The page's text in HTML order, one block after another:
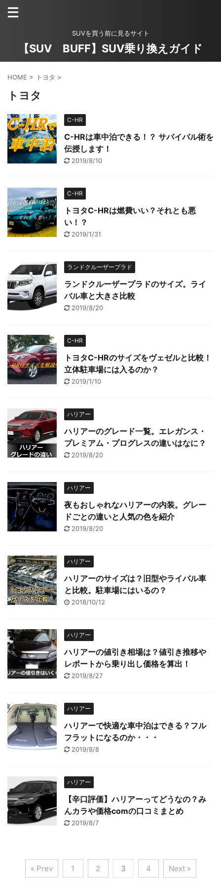
SUVを買う前に見るサイト
【SUV BUFF】SUV乗り換えガイド
HOME > トヨタ >
トヨタ
C-HR
C-HRは車中泊できる！？ サバイバル術を
伝授します！
2019/8/10
C-HR
トヨタC-HRは燃費いい？それとも悪
い！？
2019/1/31
ランドクルーザープラド
ランドクルーザープラドのサイズ。ライ
バル車と大きさ比較
2019/8/20
C-HR
トヨタC-HRのサイズをヴェゼルと比較！
立体駐車場には入るのか？
2019/1/10
ハリアー
ハリアーのグレード一覧。エレガンス・
プレミアム・プログレスの違いはなに？
2019/8/20
ハリアー
夜もおしゃれなハリアーの内装。グレー
ドごとの違いと人気の色を紹介
2019/8/20
ハリアー
ハリアーのサイズは？旧型やライバル車
と比較。駐車場にはいるの？
2018/10/12
ハリアー
ハリアーの値引き相場は？値引き推移や
レポートから乗り出し価格を算出！
2019/8/27
ハリアー
ハリアーで快適な車中泊はできる？フル
フラットになるのか・・・
2019/8/8
ハリアー
【辛口評価】ハリアーってどうなの？み
んカラや価格comの口コミまとめ
2019/8/7
« Prev 1 2 3 4 Next »